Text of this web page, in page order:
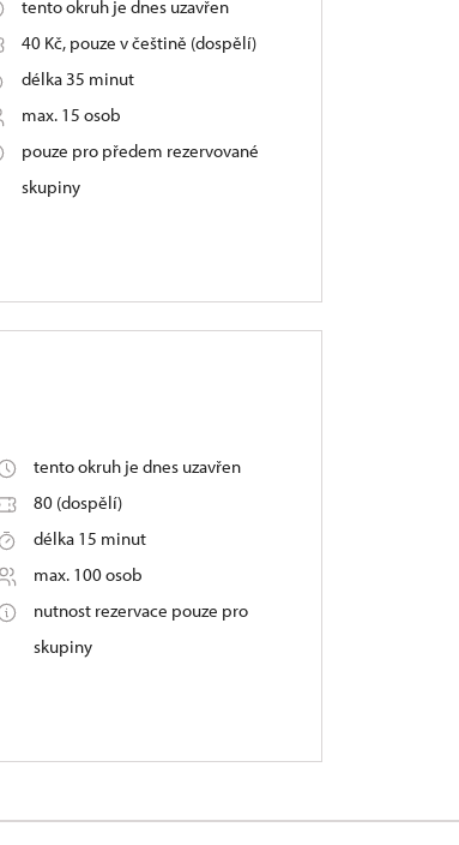
tento okruh je dnes uzavřen
40 Kč, pouze v češtině (dospělí)
délka 35 minut
max. 15 osob
pouze pro předem rezervované
skupiny
tento okruh je dnes uzavřen
80 (dospělí)
délka 15 minut
max. 100 osob
nutnost rezervace pouze pro
skupiny